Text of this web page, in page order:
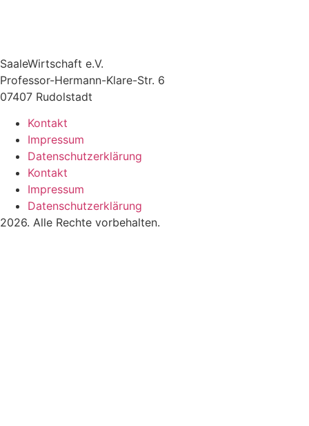
SaaleWirtschaft e.V.
Professor-Hermann-Klare-Str. 6
07407 Rudolstadt
Kontakt
Impressum
Datenschutzerklärung
Kontakt
Impressum
Datenschutzerklärung
2026. Alle Rechte vorbehalten.